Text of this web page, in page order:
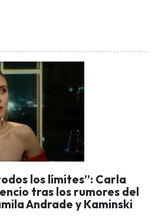
los límites”: Carla
tras los rumores del
Andrade y Kaminski